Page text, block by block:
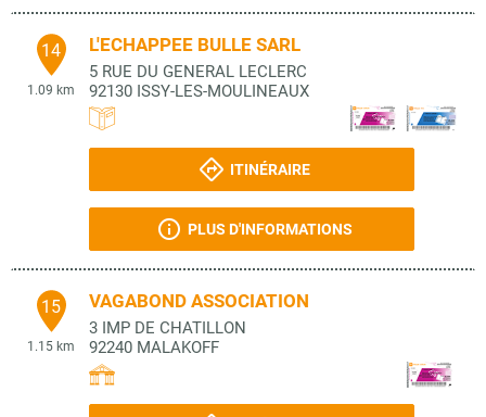
14
1.09 km
L'ECHAPPEE BULLE SARL
5 RUE DU GENERAL LECLERC
92130 ISSY-LES-MOULINEAUX
ITINÉRAIRE
PLUS D'INFORMATIONS
15
1.15 km
VAGABOND ASSOCIATION
3 IMP DE CHATILLON
92240 MALAKOFF